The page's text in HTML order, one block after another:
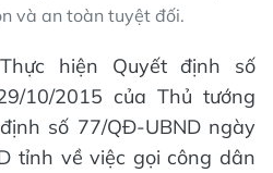
và an toàn tuyệt đối.
hiện Quyết định số
10/2015 của Thủ tướng
số 77/QĐ-UBND ngày
tỉnh về việc gọi công dân